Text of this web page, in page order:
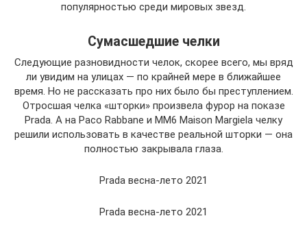
популярностью среди мировых звезд.
Сумасшедшие челки
Следующие разновидности челок, скорее всего, мы вряд
ли увидим на улицах — по крайней мере в ближайшее
время. Но не рассказать про них было бы преступлением.
Отросшая челка «шторки» произвела фурор на показе
Prada. А на Paco Rabbane и MM6 Maison Margiela челку
решили использовать в качестве реальной шторки — она
полностью закрывала глаза.
Prada весна-лето 2021
Prada весна-лето 2021